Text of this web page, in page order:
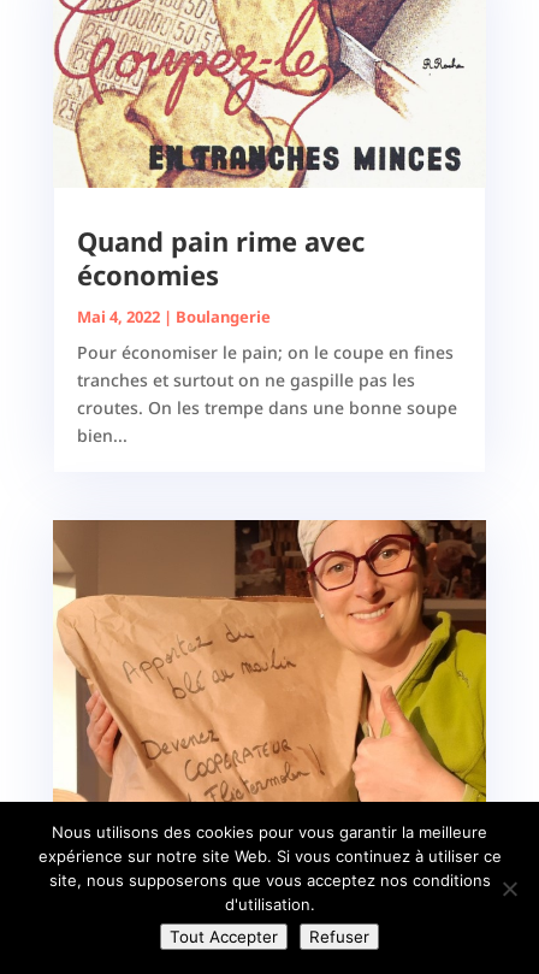
Quand pain rime avec
économies
Mai 4, 2022| Boulangerie
Pour économiser le pain; on le coupe en fines
tranches et surtout on ne gaspille pas les
croutes. On les trempe dans une bonne soupe
bien...
Apportez du blé au moulin!
Les coulisses
Flietermolen, le moulin où j'achète mes farines
Nous utilisons des cookies pour vous garantir la meilleure
expérience sur notre site Web. Si vous continuez à utiliser ce
site, nous supposerons que vous acceptez nos conditions
d'utilisation.
Tout Accepter
Refuser